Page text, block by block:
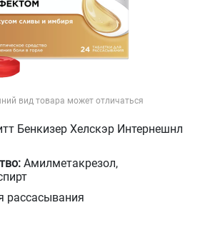
вид товара может отличаться
Бенкизер Хелскэр Интернешнл
Амилметакрезол,
рассасывания